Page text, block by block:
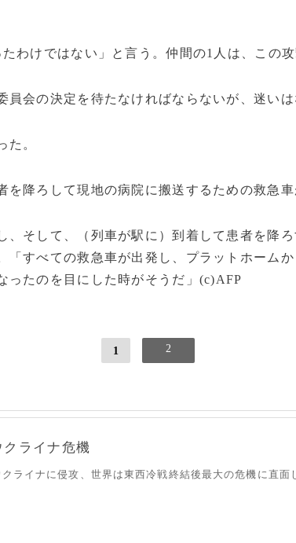
わけではない」と言う。仲間の1人は、この
員会の決定を待たなければならないが、迷いは
た。
を降ろして現地の病院に搬送するための救急車
、そして、（列車が駅に）到着して患者を降
「すべての救急車が出発し、プラットホーム
ったのを目にした時がそうだ」(c)AFP
1 2
クライナ危機
ライナに侵攻、世界は東西冷戦終結後最大の危機に直面